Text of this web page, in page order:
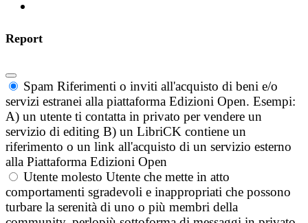
Report
Spam Riferimenti o inviti all'acquisto di beni e/o
servizi estranei alla piattaforma Edizioni Open. Esempi:
A) un utente ti contatta in privato per vendere un
servizio di editing B) un LibriCK contiene un
riferimento o un link all'acquisto di un servizio esterno
alla Piattaforma Edizioni Open
Utente molesto Utente che mette in atto
comportamenti sgradevoli e inappropriati che possono
turbare la serenità di uno o più membri della